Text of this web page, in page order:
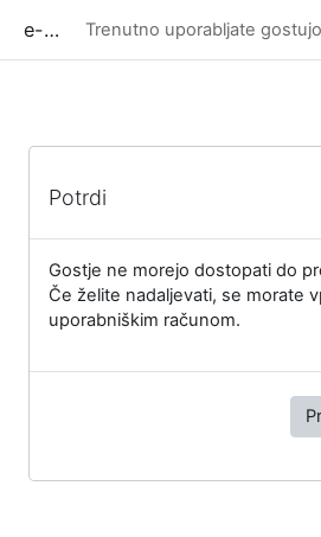
e-učilnica UP FAMNIT Trenutno uporabljate
Potrdi
Gostje ne morejo dostopati do
Če želite nadaljevati, se morate
uporabniškim računom.